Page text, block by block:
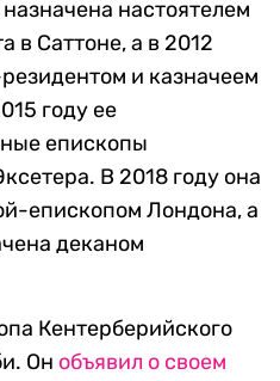
настоятелем
в Саттоне, а в 2012
и казначеем
году ее
епископы
В 2018 году она
епископом Лондона, а
деканом
Кентерберийского
Он объявил о своем